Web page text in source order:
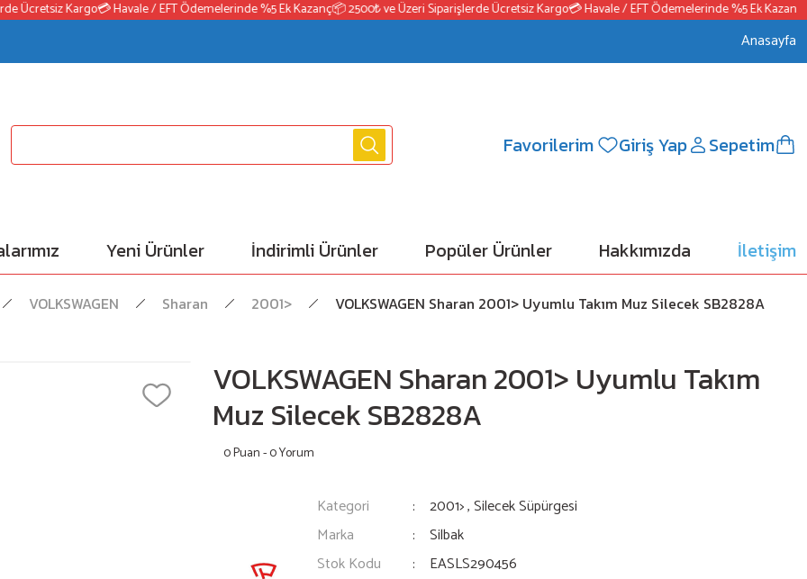
Ücretsiz Kargo💳 Havale / EFT Ödemelerinde %5 Ek Kazanç📦 2500₺ ve Üzeri Siparişlerde Ücretsiz Kargo💳 Havale / EFT Ödemelerinde %5 Ek Kazanç
Anasayfa
Favorilerim Giriş Yap Sepetim
Yeni Ürünler İndirimli Ürünler Popüler Ürünler Hakkımızda İletişim
VOLKSWAGEN Sharan 2001> VOLKSWAGEN Sharan 2001> Uyumlu Takım Muz Silecek SB2828A
VOLKSWAGEN Sharan 2001> Uyumlu Takım
Muz Silecek SB2828A
0 Puan - 0 Yorum
Kategori 2001>,Silecek Süpürgesi
Marka
Silbak
Stok Kodu
EASLS290456